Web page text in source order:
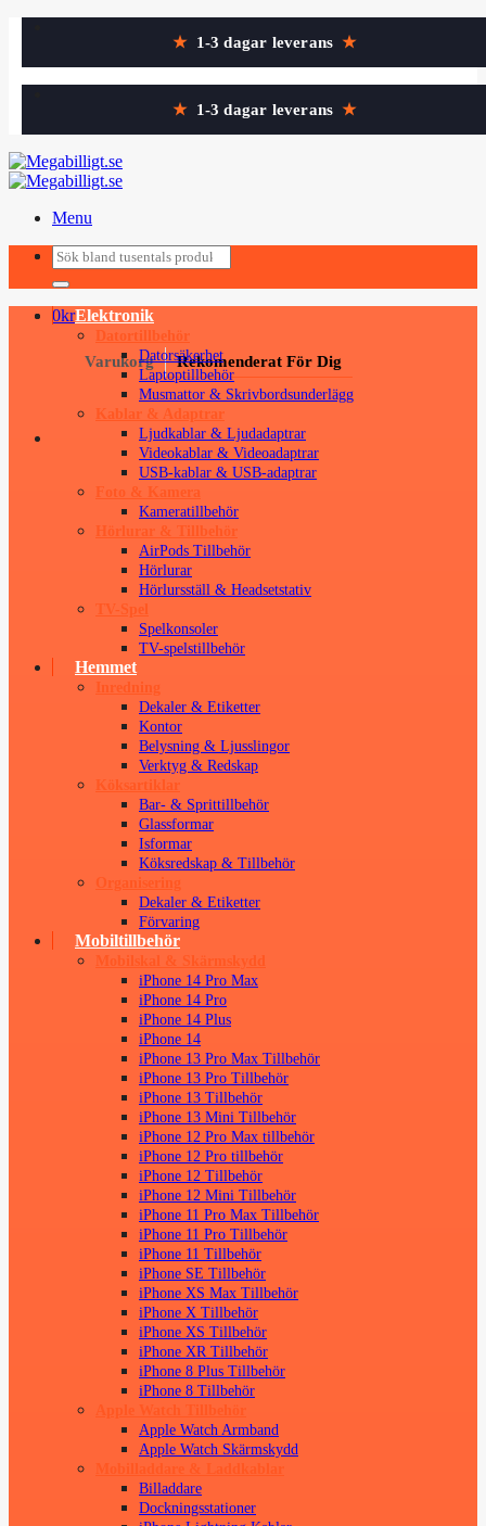
content
★ 1-3 dagar leverans ★
★ 1-3 dagar leverans ★
Menu
Sök
efter:
0kr
Varukorg Rekomenderat För Dig
Sök
efter:
Elektronik
Datortillbehör
Datorsäkerhet
Laptoptillbehör
Musmattor & Skrivbordsunderlägg
Kablar & Adaptrar
Ljudkablar & Ljudadaptrar
Videokablar & Videoadaptrar
USB-kablar & USB-adaptrar
Foto & Kamera
Kameratillbehör
Hörlurar & Tillbehör
AirPods Tillbehör
Hörlurar
Hörlursställ & Headsetstativ
TV-Spel
Spelkonsoler
TV-spelstillbehör
Hemmet
Inredning
Dekaler & Etiketter
Kontor
Belysning & Ljusslingor
Verktyg & Redskap
Köksartiklar
Bar- & Sprittillbehör
Glassformar
Isformar
Köksredskap & Tillbehör
Organisering
Dekaler & Etiketter
Förvaring
Mobiltillbehör
Mobilskal & Skärmskydd
iPhone 14 Pro Max
iPhone 14 Pro
iPhone 14 Plus
iPhone 14
iPhone 13 Pro Max Tillbehör
iPhone 13 Pro Tillbehör
iPhone 13 Tillbehör
iPhone 13 Mini Tillbehör
iPhone 12 Pro Max tillbehör
iPhone 12 Pro tillbehör
iPhone 12 Tillbehör
iPhone 12 Mini Tillbehör
iPhone 11 Pro Max Tillbehör
iPhone 11 Pro Tillbehör
iPhone 11 Tillbehör
iPhone SE Tillbehör
iPhone XS Max Tillbehör
iPhone X Tillbehör
iPhone XS Tillbehör
iPhone XR Tillbehör
iPhone 8 Plus Tillbehör
iPhone 8 Tillbehör
Apple Watch Tillbehör
Apple Watch Armband
Apple Watch Skärmskydd
Mobilladdare & Laddkablar
Billaddare
Dockningsstationer